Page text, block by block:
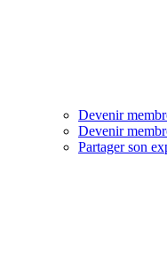
Devenir
Devenir
Partager son